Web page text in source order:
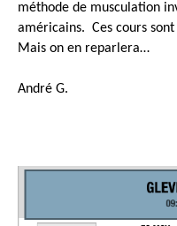
méthode de musculation
américains. Ces cours
Mais on en reparlera…
André G.